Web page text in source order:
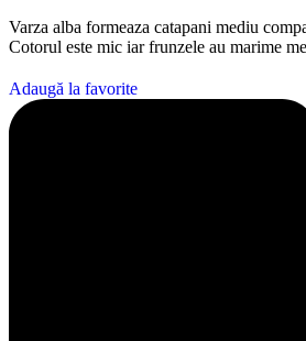
Varza alba formeaza catapani mediu
Cotorul este mic iar frunzele au marime
Adaugă la favorite